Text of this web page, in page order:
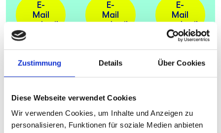
Zustimmung Details Über Cookies
Diese Webseite verwendet Cookies
Wir verwenden Cookies, um Inhalte und Anzeigen zu
personalisieren, Funktionen für soziale Medien anbieten
E-
Mail
schreiben
E-
Mail
schreiben
E-
Mail
schreiben